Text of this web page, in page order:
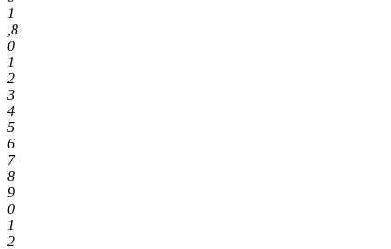
1
8
0
1
2
3
4
5
6
7
8
9
0
1
2